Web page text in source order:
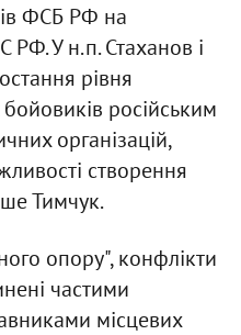
ФСБ РФ на
РФ. У н.п. Стаханов і
рівня
російським
організацій,
створення
Тимчук.
опору", конфлікти
частими
місцевих